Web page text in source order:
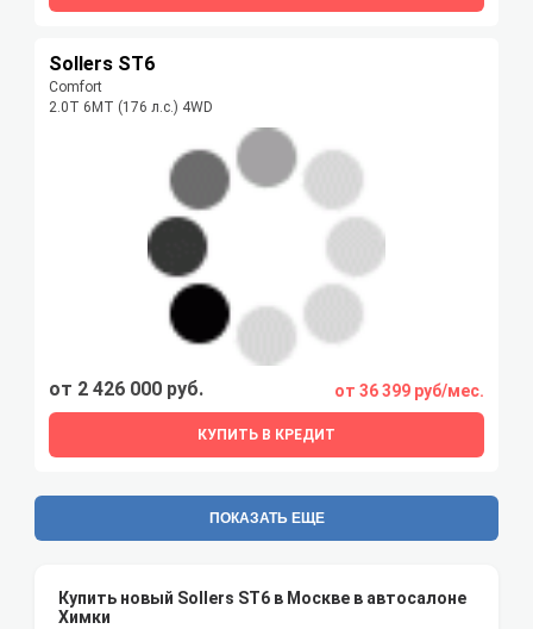
Sollers ST6
Comfort
2.0T 6MT (176 л.с.) 4WD
от 2 426 000 руб. от 36 399 руб/мес.
КУПИТЬ В КРЕДИТ
ПОКАЗАТЬ ЕЩЕ
Купить новый Sollers ST6 в Москве в автосалоне
Химки